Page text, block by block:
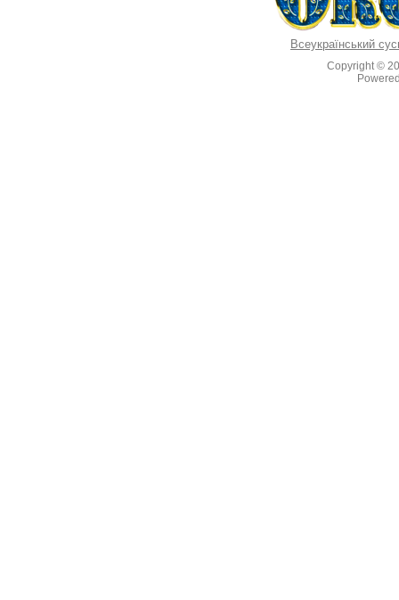
Всеукраїнський
Copyright ©